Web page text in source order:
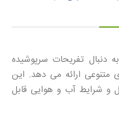
دنبال تفریحات سرپوشیده
متنوعی ارائه می دهد. این
و شرایط آب و هوایی قابل